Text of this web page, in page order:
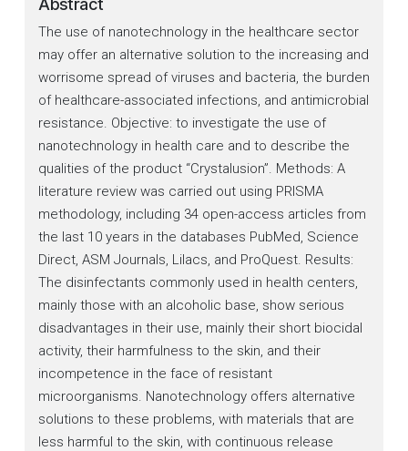
Abstract
The use of nanotechnology in the healthcare sector
may offer an alternative solution to the increasing and
worrisome spread of viruses and bacteria, the burden
of healthcare-associated infections, and antimicrobial
resistance. Objective: to investigate the use of
nanotechnology in health care and to describe the
qualities of the product “Crystalusion”. Methods: A
literature review was carried out using PRISMA
methodology, including 34 open-access articles from
the last 10 years in the databases PubMed, Science
Direct, ASM Journals, Lilacs, and ProQuest. Results:
The disinfectants commonly used in health centers,
mainly those with an alcoholic base, show serious
disadvantages in their use, mainly their short biocidal
activity, their harmfulness to the skin, and their
incompetence in the face of resistant
microorganisms. Nanotechnology offers alternative
solutions to these problems, with materials that are
less harmful to the skin, with continuous release